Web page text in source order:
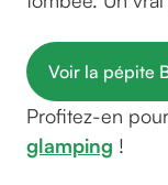
Voir la pépite
Profitez-en
glamping !